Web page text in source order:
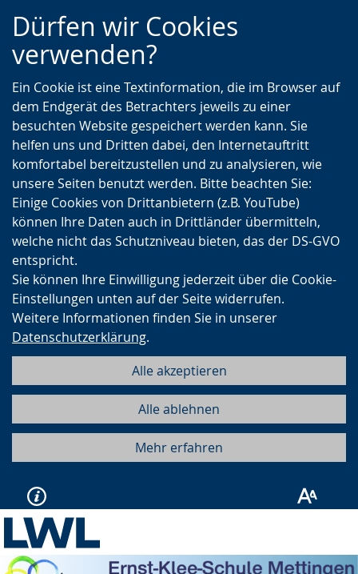
Zur
Hauptnavigation
Zur
Seitennavigation
Zum
Inhalt
Dürfen wir Cookies
verwenden?
Ein Cookie ist eine Textinformation, die im Browser auf
dem Endgerät des Betrachters jeweils zu einer
besuchten Website gespeichert werden kann. Sie
helfen uns und Dritten dabei, den Internetauftritt
komfortabel bereitzustellen und zu analysieren, wie
unsere Seiten benutzt werden. Bitte beachten Sie:
Einige Cookies von Drittanbietern (z.B. YouTube)
können Ihre Daten auch in Drittländer übermitteln,
welche nicht das Schutzniveau bieten, das der DS-GVO
entspricht.
Sie können Ihre Einwilligung jederzeit über die Cookie-
Einstellungen unten auf der Seite widerrufen.
Weitere Informationen finden Sie in unserer
Datenschutzerklärung.
Alle akzeptieren
Alle ablehnen
Mehr erfahren